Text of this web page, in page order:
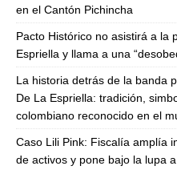
en el Cantón Pichincha
Pacto Histórico no asistirá a la
Espriella y llama a una
La historia detrás de la banda
De La Espriella: tradición,
colombiano reconocido en el
Caso Lili Pink: Fiscalía amplía
de activos y pone bajo la lupa